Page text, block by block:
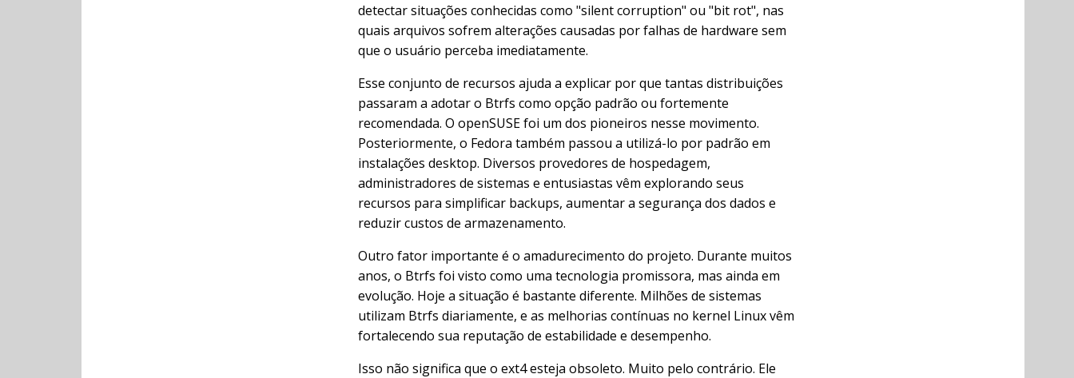
detectar situações conhecidas como "silent corruption" ou "bit rot", nas
quais arquivos sofrem alterações causadas por falhas de hardware sem
que o usuário perceba imediatamente.
Esse conjunto de recursos ajuda a explicar por que tantas distribuições
passaram a adotar o Btrfs como opção padrão ou fortemente
recomendada. O openSUSE foi um dos pioneiros nesse movimento.
Posteriormente, o Fedora também passou a utilizá-lo por padrão em
instalações desktop. Diversos provedores de hospedagem,
administradores de sistemas e entusiastas vêm explorando seus
recursos para simplificar backups, aumentar a segurança dos dados e
reduzir custos de armazenamento.
Outro fator importante é o amadurecimento do projeto. Durante muitos
anos, o Btrfs foi visto como uma tecnologia promissora, mas ainda em
evolução. Hoje a situação é bastante diferente. Milhões de sistemas
utilizam Btrfs diariamente, e as melhorias contínuas no kernel Linux vêm
fortalecendo sua reputação de estabilidade e desempenho.
Isso não significa que o ext4 esteja obsoleto. Muito pelo contrário. Ele